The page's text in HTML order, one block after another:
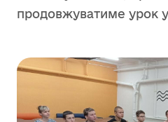
продовжуватиме урок